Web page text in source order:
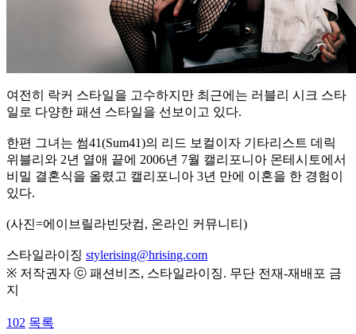
여전히 락커 스타일을 고수하지만 최근에는 러블리 시크 스타
일로 다양한 패션 스타일을 선보이고 있다.
한편 그녀는 썸41(Sum41)의 리드 보컬이자 기타리스트 데릭
위블리와 2년 열애 끝에 2006년 7월 캘리포니아 몬테시토에서
비밀 결혼식을 올렸고 캘리포니아 3년 만에 이혼을 한 경험이
있다.
(사진=에이브릴라빈닷컴, 온라인 커뮤니티)
스타일라이징 stylerising@hrising.com
※ 저작권자 ⓒ 패션비즈, 스타일라이징. 무단 전재-재배포 금
지
102 목록